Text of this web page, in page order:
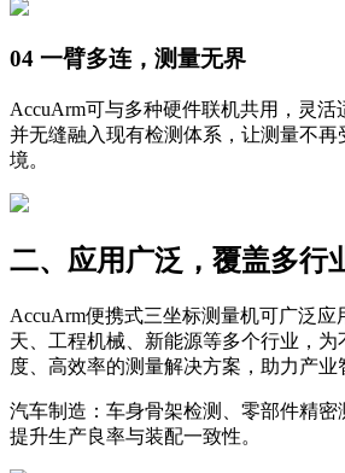
04 一臂多连，测量无界
AccuArm可与多种硬件联机共用，灵活
并无缝融入现有检测体系，让测量不再
境。
二、应用广泛，覆盖多行
AccuArm便携式三坐标测量机可广泛应
天、工程机械、新能源等多个行业，
度、高效率的测量解决方案，助力产业
汽车制造：车身骨架检测、零部件精密
提升生产良率与装配一致性。